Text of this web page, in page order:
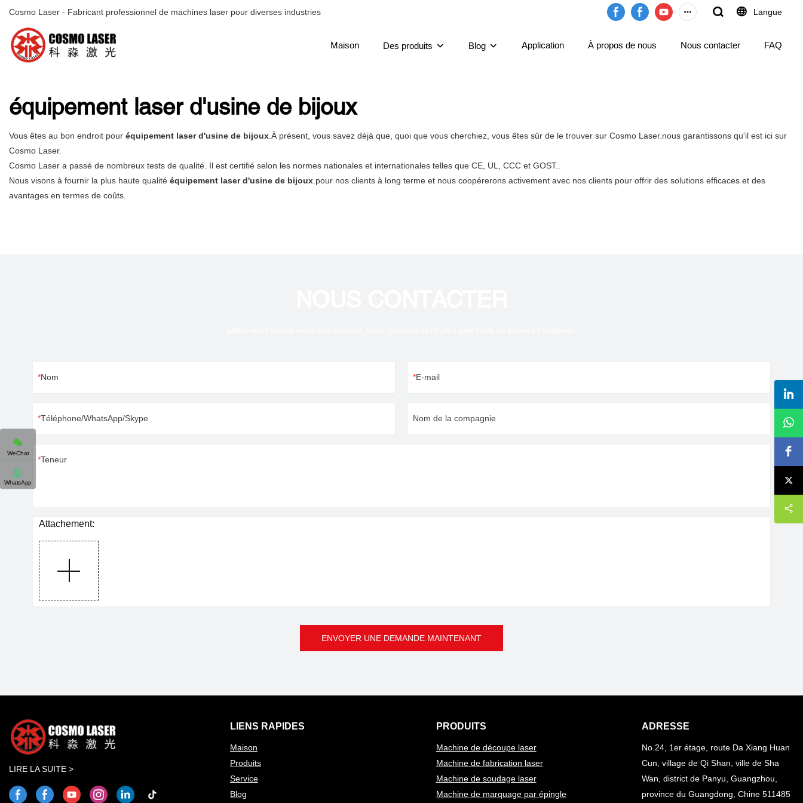
Cosmo Laser - Fabricant professionnel de machines laser pour diverses industries Langue
Maison Des produits Blog Application À propos de nous Nous contacter FAQ
équipement laser d'usine de bijoux
Vous êtes au bon endroit pour équipement laser d'usine de bijoux.À présent, vous savez déjà que, quoi que vous cherchiez, vous êtes sûr de le trouver sur Cosmo Laser.nous garantissons qu'il est ici sur
Cosmo Laser.
Cosmo Laser a passé de nombreux tests de qualité. Il est certifié selon les normes nationales et internationales telles que CE, UL, CCC et GOST..
Nous visons à fournir la plus haute qualité équipement laser d'usine de bijoux.pour nos clients à long terme et nous coopérerons activement avec nos clients pour offrir des solutions efficaces et des
avantages en termes de coûts.
Nom E-mail
Téléphone/WhatsApp/Skype Nom de la compagnie
Teneur
Attachement:
ENVOYER UNE DEMANDE MAINTENANT
LIRE LA SUITE >
LIENS RAPIDES
Maison
Produits
Service
Blog
PRODUITS
Machine de découpe laser
Machine de fabrication laser
Machine de soudage laser
Machine de marquage par épingle
ADRESSE
No.24, 1er étage, route Da Xiang Huan
Cun, village de Qi Shan, ville de Sha
Wan, district de Panyu, Guangzhou,
province du Guangdong, Chine 511485
WeChat
WhatsApp